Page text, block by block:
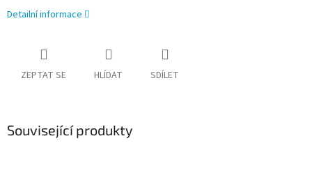
Detailní informace
ZEPTAT SE HLÍDAT SDÍLET
Související produkty